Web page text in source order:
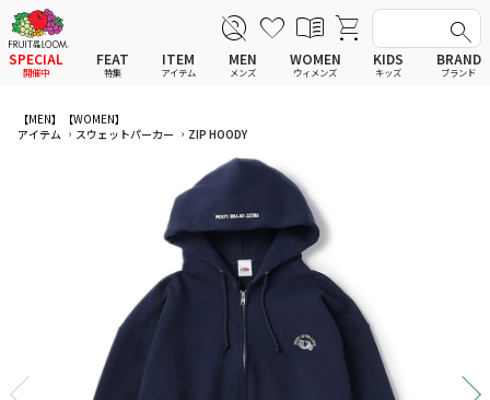
SPECIAL
開催中
FEAT
特集
ITEM
アイテム
全てのアイテム
スウェットシャツ
スウェットパーカー
パンツ
スカート
その他ウェア
ルームウェア
アンダーウェアMEN
アンダーウェアWOMEN
帽子
ソックス
MEN
メンズ
全てのメンズ アイテム
スウェットシャツ
スウェットパーカー
パンツ
その他ウェア
アンダーウェア
ファッショングッズ
レイングッズ
WOMEN
ウィメンズ
全てのウィメンズ
スウェットシャツ
スウェットパーカー
パンツ
スカート
その他ウェア
ルームウェア
アンダーウェア
ソックス
バッグ
ファッショングッズ
KIDS
キッズ
全てのキッズ
スウェットシャツ
スウェットパーカー
パンツ
スカート
その他ウェア
ルームウェア
アンダーウェア
ソックス
バッグ
ファッショングッズ
BRAND
ブランド
【MEN】
【WOMEN】
アイテム
スウェットパーカー ZIP HOODY